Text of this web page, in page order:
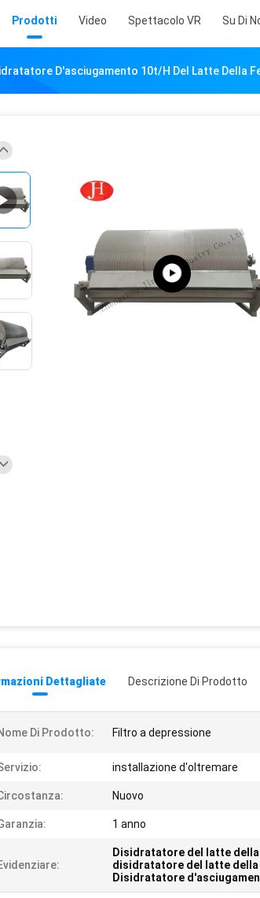
Prodotti Video Spettacolo VR Su Di
D'asciugamento 10t/H Del Latte Della
Dettagliate Descrizione Di Prodotto
Di Prodotto: Filtro a depressione
installazione d'oltremare
Nuovo
1 anno
Disidratatore del latte
disidratatore del latte della
Disidratatore